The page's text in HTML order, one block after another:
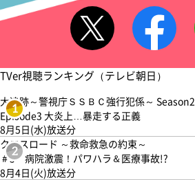
TVer視聴ランキング（テレビ朝日）
1
大追跡～警視庁ＳＳＢＣ強行犯係～ Season2
Episode3 大炎上…暴走する正義
8月5日(水)放送分
2
クロスロード ～救命救急の約束～
＃5 病院激震！パワハラ＆医療事故!?
8月4日(火)放送分